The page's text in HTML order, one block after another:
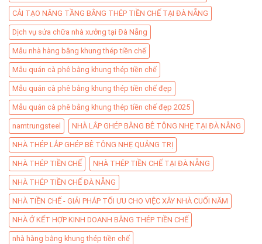
CẢI TẠO NÂNG TẦNG BẰNG THÉP TIỀN CHẾ TẠI ĐÀ NẴNG
Dịch vụ sửa chữa nhà xưởng tại Đà Nẵng
Mẫu nhà hàng bằng khung thép tiền chế
Mẫu quán cà phê bằng khung thép tiền chế
Mẫu quán cà phê bằng khung thép tiền chế đẹp
Mẫu quán cà phê bằng khung thép tiền chế đẹp 2025
namtrungsteel NHÀ LẮP GHÉP BẰNG BÊ TÔNG NHẸ TẠI ĐÀ NẴNG
NHÀ THÉP LẮP GHÉP BÊ TÔNG NHẸ QUẢNG TRỊ
NHÀ THÉP TIỀN CHẾ NHÀ THÉP TIỀN CHẾ TẠI ĐÀ NẴNG
NHÀ THÉP TIỀN CHẾ ĐÀ NẴNG
NHÀ TIỀN CHẾ - GIẢI PHÁP TỐI ƯU CHO VIỆC XÂY NHÀ CUỐI NĂM
NHÀ Ở KẾT HỢP KINH DOANH BẰNG THÉP TIỀN CHẾ
nhà hàng bằng khung thép tiền chế